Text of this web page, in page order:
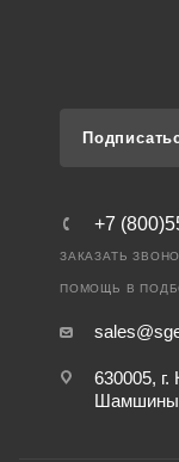
+7
ЗАКАЗАТЬ
ПОМОЩЬ В
630005,